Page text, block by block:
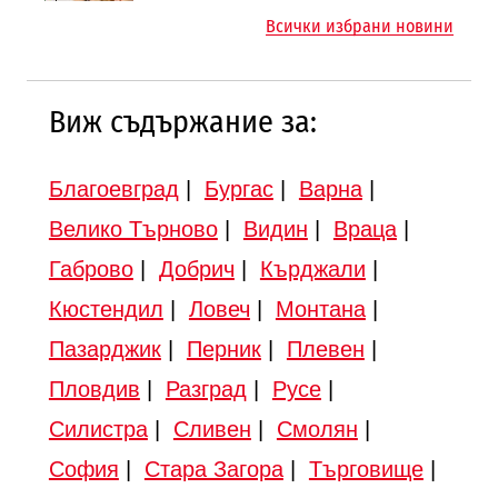
Всички избрани новини
Виж съдържание за:
Благоевград Бургас| Варна|
Велико Търново| Видин Враца|
Габрово| Добрич Кърджали
Кюстендил
Ловеч Монтана|
Пазарджик| Перник| Плевен
Пловдив
Разград Русе|
Силистра| Сливен Смолян
София
Стара Загора| Търговище|